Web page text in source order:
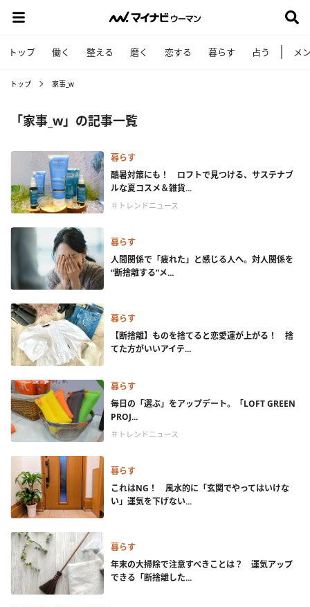
トップ 働く 整える 磨く 恋する 暮らす 占う メ
トップ 家事_w
「家事_w」の記事一覧
暮らす
酷暑対策にも！ ロフトで見つける、サステナブ
ルな夏コスメ＆雑貨...
＃トレンドニュース
暮らす
人間関係で「疲れた」と感じる人へ。対人関係を
“断捨離する”メ...
暮らす
【断捨離】ものを捨てると恋愛運が上がる！ 捨
てた方がいいアイテ...
暮らす
毎日の「選ぶ」をアップデート。「LOFT GREEN
PROJ...
＃トレンドニュース
暮らす
これはNG！ 風水的に「玄関でやってはいけな
い」運気を下げない...
暮らす
年末の大掃除で注意すべきことは？ 運気アップ
できる「断捨離した...